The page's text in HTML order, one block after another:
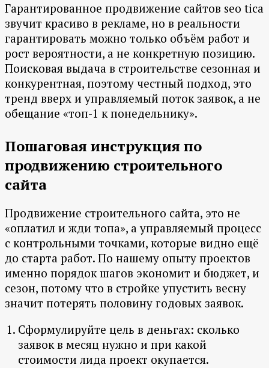
Гарантированное продвижение сайтов seo tica
звучит красиво в рекламе, но в реальности
гарантировать можно только объём работ и
рост вероятности, а не конкретную позицию.
Поисковая выдача в строительстве сезонная и
конкурентная, поэтому честный подход, это
тренд вверх и управляемый поток заявок, а не
обещание «топ-1 к понедельнику».
Пошаговая инструкция по
продвижению строительного
сайта
Продвижение строительного сайта, это не
«оплатил и жди топа», а управляемый процесс
с контрольными точками, которые видно ещё
до старта работ. По нашему опыту проектов
именно порядок шагов экономит и бюджет, и
сезон, потому что в стройке упустить весну
значит потерять половину годовых заявок.
Сформулируйте цель в деньгах: сколько
заявок в месяц нужно и при какой
стоимости лида проект окупается.